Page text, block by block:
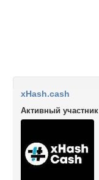
xHash.cash
Активный участник